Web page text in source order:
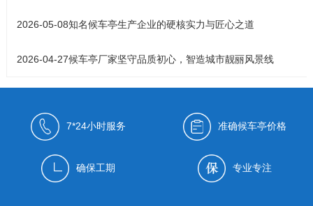
2026-05-08知名候车亭生产企业的硬核实力与匠心之道
2026-04-27候车亭厂家坚守品质初心，智造城市靓丽风景线
7*24小时服务 准确候车亭价格
确保工期 专业专注